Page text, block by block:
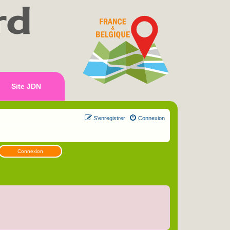
Site JDN
Connexion
S’enregistrer
Connexion